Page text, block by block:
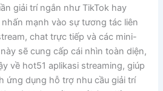
giải trí ngắn như TikTok hay
nhấn mạnh vào sự tương tác liên
chat trực tiếp và các mini-
sẽ cung cấp cái nhìn toàn diện,
về hot51 aplikasi streaming, giúp
ứng dụng hỗ trợ nhu cầu giải trí